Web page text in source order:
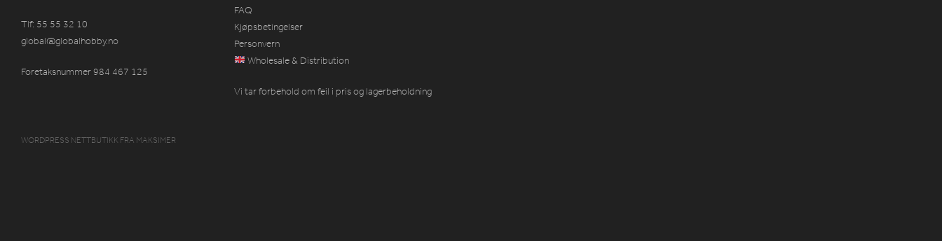
Tlf: 55 55 32 10
global@globalhobby.no
Foretaksnummer 984 467 125
FAQ
Kjøpsbetingelser
Personvern
Wholesale & Distribution
Vi tar forbehold om feil i pris og lagerbeholdning
WORDPRESS NETTBUTIKK FRA MAKSIMER